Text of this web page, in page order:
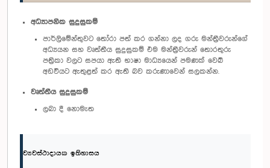
අධ්‍යාපනික සුදුසුකම්
පාර්ලිමේන්තුවට තෝරා පත් කර ගන්නා ලද ගරු මන්ත්‍රීවරුන්ගේ
අධ්‍යයන සහ වෘත්තීය සුදුසුකම් එම මන්ත්‍රීවරුන් තොරතුරු
පත්‍රිකා වලට සපයා ඇති භාෂා මාධ්‍යයෙන් පමණක් වෙබ්
අඩවියට ඇතුළත් කර ඇති බව කරුණාවෙන් සලකන්න.
වෘත්තීය සුදුසුකම්
ලබා දී නොමැත
ව්‍යවස්ථාදායක ඉතිහාසය